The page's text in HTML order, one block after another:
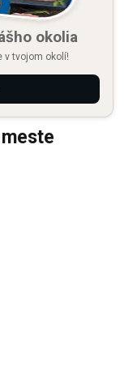
okolia
v tvojom okolí!